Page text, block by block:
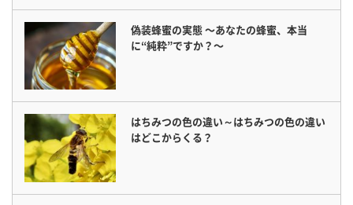
偽装蜂蜜の実態 〜あなたの蜂蜜、本当
に“純粋”ですか？〜
はちみつの色の違い～はちみつの色の違い
はどこからくる？